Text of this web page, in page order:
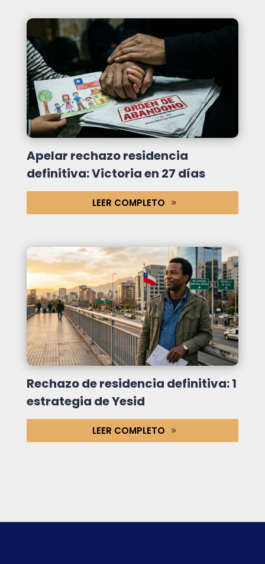
Apelar rechazo residencia
definitiva: Victoria en 27 días
LEER COMPLETO
Rechazo de residencia definitiva: 1
estrategia de Yesid
LEER COMPLETO